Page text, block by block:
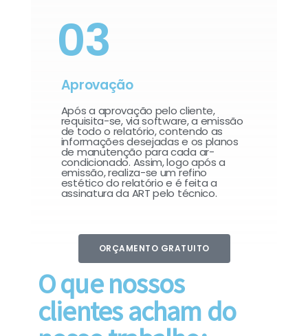
03
Aprovação
Após a aprovação pelo cliente,
requisita-se, via software, a emissão
de todo o relatório, contendo as
informações desejadas e os planos
de manutenção para cada ar-
condicionado. Assim, logo após a
emissão, realiza-se um refino
estético do relatório e é feita a
assinatura da ART pelo técnico.
ORÇAMENTO GRATUITO
O que nossos
clientes acham do